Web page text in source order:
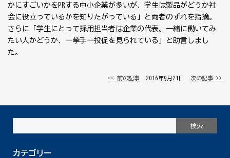
かにすごいかをPRする中小企業が多いが、学生は製品がどうか社
会に役立っているかを知りたがっている」と両者のずれを指摘。
さらに「学生にとって採用担当者は企業の代表。一緒に働いてみ
たい人かどうか、一挙手一投促を見られている」と助言しまし
た。
<< 前の記事 │ 2016年9月21日 │次の記事 >>
カテゴリー